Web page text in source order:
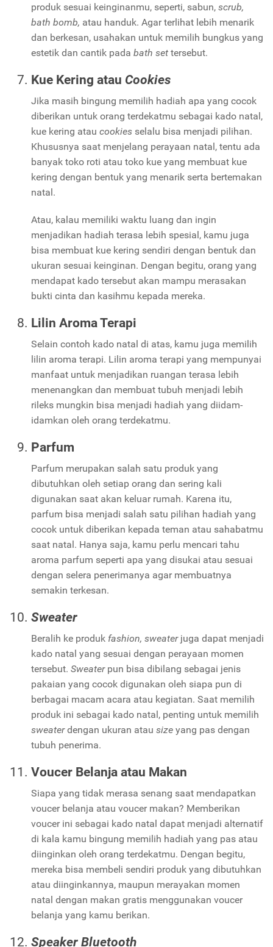
produk sesuai keinginanmu, seperti, sabun, scrub,
bath bomb, atau handuk. Agar terlihat lebih menarik
dan berkesan, usahakan untuk memilih bungkus yang
estetik dan cantik pada bath set tersebut.
Kue Kering atau Cookies
Jika masih bingung memilih hadiah apa yang cocok
diberikan untuk orang terdekatmu sebagai kado natal,
kue kering atau cookies selalu bisa menjadi pilihan.
Khususnya saat menjelang perayaan natal, tentu ada
banyak toko roti atau toko kue yang membuat kue
kering dengan bentuk yang menarik serta bertemakan
natal.
Atau, kalau memiliki waktu luang dan ingin
menjadikan hadiah terasa lebih spesial, kamu juga
bisa membuat kue kering sendiri dengan bentuk dan
ukuran sesuai keinginan. Dengan begitu, orang yang
mendapat kado tersebut akan mampu merasakan
bukti cinta dan kasihmu kepada mereka.
Lilin Aroma Terapi
Selain contoh kado natal di atas, kamu juga memilih
lilin aroma terapi. Lilin aroma terapi yang mempunyai
manfaat untuk menjadikan ruangan terasa lebih
menenangkan dan membuat tubuh menjadi lebih
rileks mungkin bisa menjadi hadiah yang diidam-
idamkan oleh orang terdekatmu.
Parfum
Parfum merupakan salah satu produk yang
dibutuhkan oleh setiap orang dan sering kali
digunakan saat akan keluar rumah. Karena itu,
parfum bisa menjadi salah satu pilihan hadiah yang
cocok untuk diberikan kepada teman atau sahabatmu
saat natal. Hanya saja, kamu perlu mencari tahu
aroma parfum seperti apa yang disukai atau sesuai
dengan selera penerimanya agar membuatnya
semakin terkesan.
Sweater
Beralih ke produk fashion, sweater juga dapat menjadi
kado natal yang sesuai dengan perayaan momen
tersebut. Sweater pun bisa dibilang sebagai jenis
pakaian yang cocok digunakan oleh siapa pun di
berbagai macam acara atau kegiatan. Saat memilih
produk ini sebagai kado natal, penting untuk memilih
sweaterdengan ukuran atau size yang pas dengan
tubuh penerima.
Voucer Belanja atau Makan
Siapa yang tidak merasa senang saat mendapatkan
voucer belanja atau voucer makan? Memberikan
voucer ini sebagai kado natal dapat menjadi alternatif
di kala kamu bingung memilih hadiah yang pas atau
diinginkan oleh orang terdekatmu. Dengan begitu,
mereka bisa membeli sendiri produk yang dibutuhkan
atau diinginkannya, maupun merayakan momen
natal dengan makan gratis menggunakan voucer
belanja yang kamu berikan.
Speaker Bluetooth